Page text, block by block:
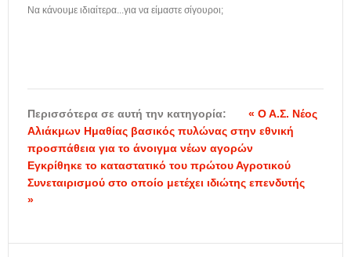
Να κάνουμε ιδιαίτερα...για να είμαστε σίγουροι;
Περισσότερα σε αυτή την κατηγορία:
« Ο Α.Σ. Νέος
Αλιάκμων Ημαθίας βασικός πυλώνας στην εθνική
προσπάθεια για το άνοιγμα νέων αγορών
Εγκρίθηκε το καταστατικό του πρώτου Αγροτικού
Συνεταιρισμού στο οποίο μετέχει ιδιώτης επενδυτής
»